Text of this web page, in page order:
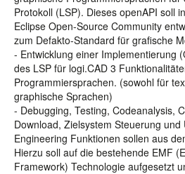
Protokoll (LSP). Dieses openAPI soll
Eclipse Open-Source Community
zum Defakto-Standard für grafische
- Entwicklung einer Implementierung
des LSP für logi.CAD 3
Programmiersprachen. (sowohl für
graphische Sprachen)
- Debugging, Testing, Codeanalysis,
Download, Zielsystem Steuerung
Engineering Funktionen sollen aus
Hierzu soll auf die bestehende EMF
Framework) Technologie aufgesetzt